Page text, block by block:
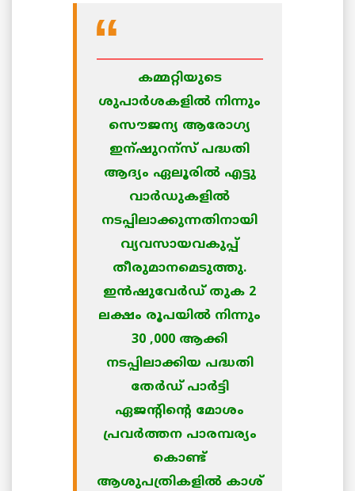
കമ്മറ്റിയുടെ
ശുപാര്‍ശകളില്‍ നിന്നും
സൌജന്യ ആരോഗ്യ
ഇന്ഷുറന്സ് പദ്ധതി
ആദ്യം ഏലൂരില്‍ എട്ടു
വാര്‍ഡുകളില്‍
നടപ്പിലാക്കുന്നതിനായി
വ്യവസായവകുപ്പ്
തീരുമാനമെടുത്തു.
ഇന്‍ഷുവേര്‍ഡ് തുക 2
ലക്ഷം രൂപയില്‍ നിന്നും
30 ,000 ആക്കി
നടപ്പിലാക്കിയ പദ്ധതി
തേര്‍ഡ് പാര്‍ട്ടി
ഏജന്റിന്റെ മോശം
പ്രവര്‍ത്തന പാരമ്പര്യം
കൊണ്ട്
ആശുപത്രികളില്‍ കാശ്